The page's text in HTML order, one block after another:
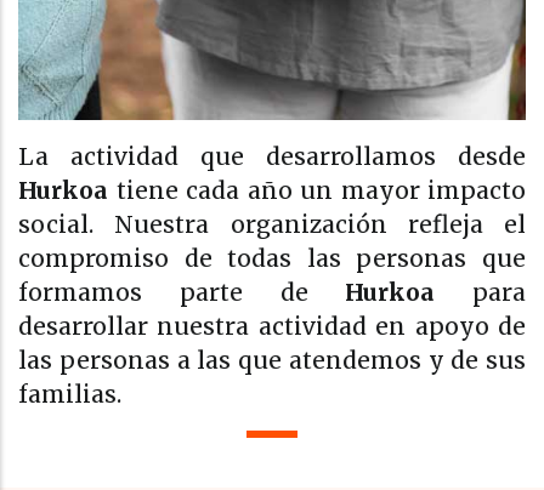
La actividad que desarrollamos desde
Hurkoa tiene cada año un mayor impacto
social. Nuestra organización refleja el
compromiso de todas las personas que
formamos parte de Hurkoa para
desarrollar nuestra actividad en apoyo de
las personas a las que atendemos y de sus
familias.